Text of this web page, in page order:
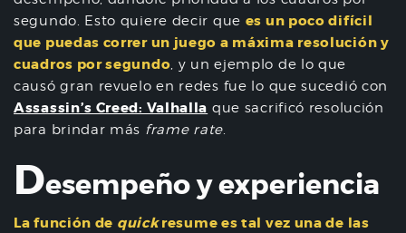
segundo. Esto quiere decir que es un poco difícil
que puedas correr un juego a máxima resolución y
cuadros por segundo , y un ejemplo de lo que
causó gran revuelo en redes fue lo que sucedió con
Assassin’s Creed: Valhalla que sacrificó resolución
para brindar más frame rate.
Desempeño y experiencia
La función de quickresume es tal vez una de las